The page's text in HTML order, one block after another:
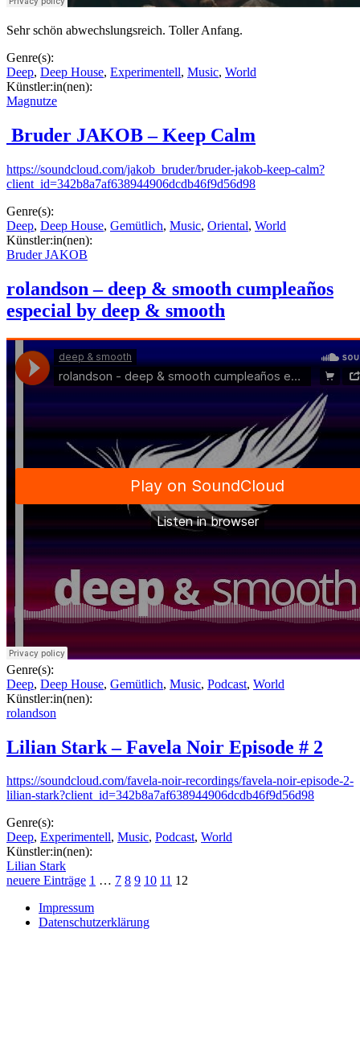
Sehr schön abwechslungsreich. Toller Anfang.
Genre(s):
Deep, Deep House, Experimentell, Music, World
Künstler:in(nen):
Magnutze
Bruder JAKOB – Keep Calm
https://soundcloud.com/jakob_bruder/bruder-jakob-keep-calm?
client_id=342b8a7af638944906dcdb46f9d56d98
Genre(s):
Deep, Deep House, Gemütlich, Music, Oriental, World
Künstler:in(nen):
Bruder JAKOB
rolandson – deep & smooth cumpleaños
especial by deep & smooth
Genre(s):
Deep, Deep House, Gemütlich, Music, Podcast, World
Künstler:in(nen):
rolandson
Lilian Stark – Favela Noir Episode # 2
https://soundcloud.com/favela-noir-recordings/favela-noir-episode-2-
lilian-stark?client_id=342b8a7af638944906dcdb46f9d56d98
Genre(s):
Deep, Experimentell, Music, Podcast, World
Künstler:in(nen):
Lilian Stark
Seitennummerierung
der
Beiträge
neuere Einträge 1 … 7 8 9 10 11 12
Impressum
Datenschutzerklärung